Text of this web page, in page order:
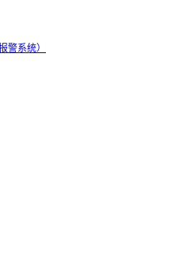
警系统）